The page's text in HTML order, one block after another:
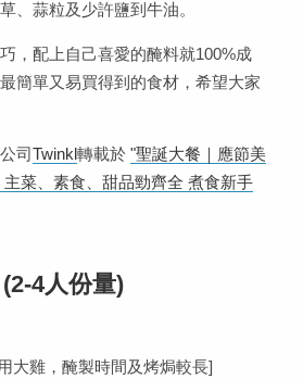
、蒜粒及少許鹽到牛油。
，配上自己喜愛的醃料就100%成
簡單又易買得到的食材，希望大家
司 Twinkl 轉載於 "聖誕大餐｜應節美
菜、素食、甜品勁齊全 煮食新手
4人份量)
大雞，醃製時間及烤焗較長]